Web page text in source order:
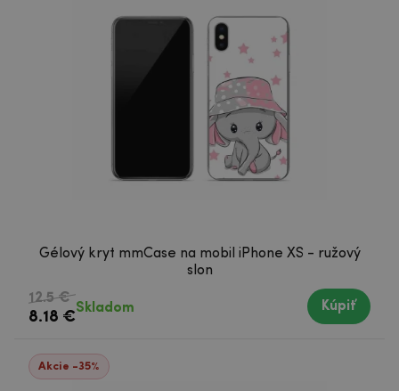
Gélový kryt mmCase na mobil iPhone XS - ružový
slon
12.5 €
8.18 €
Skladom Kúpiť
Akcie -35%